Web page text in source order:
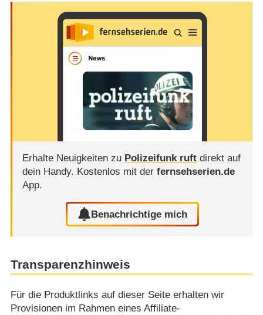
Erhalte Neuigkeiten zu Polizeifunk ruftdirekt auf
dein Handy. Kostenlos mit der fernsehserien.de
App.
Benachrichtige mich
Transparenzhinweis
Für die Produktlinks auf dieser Seite erhalten wir
Provisionen im Rahmen eines Affiliate-